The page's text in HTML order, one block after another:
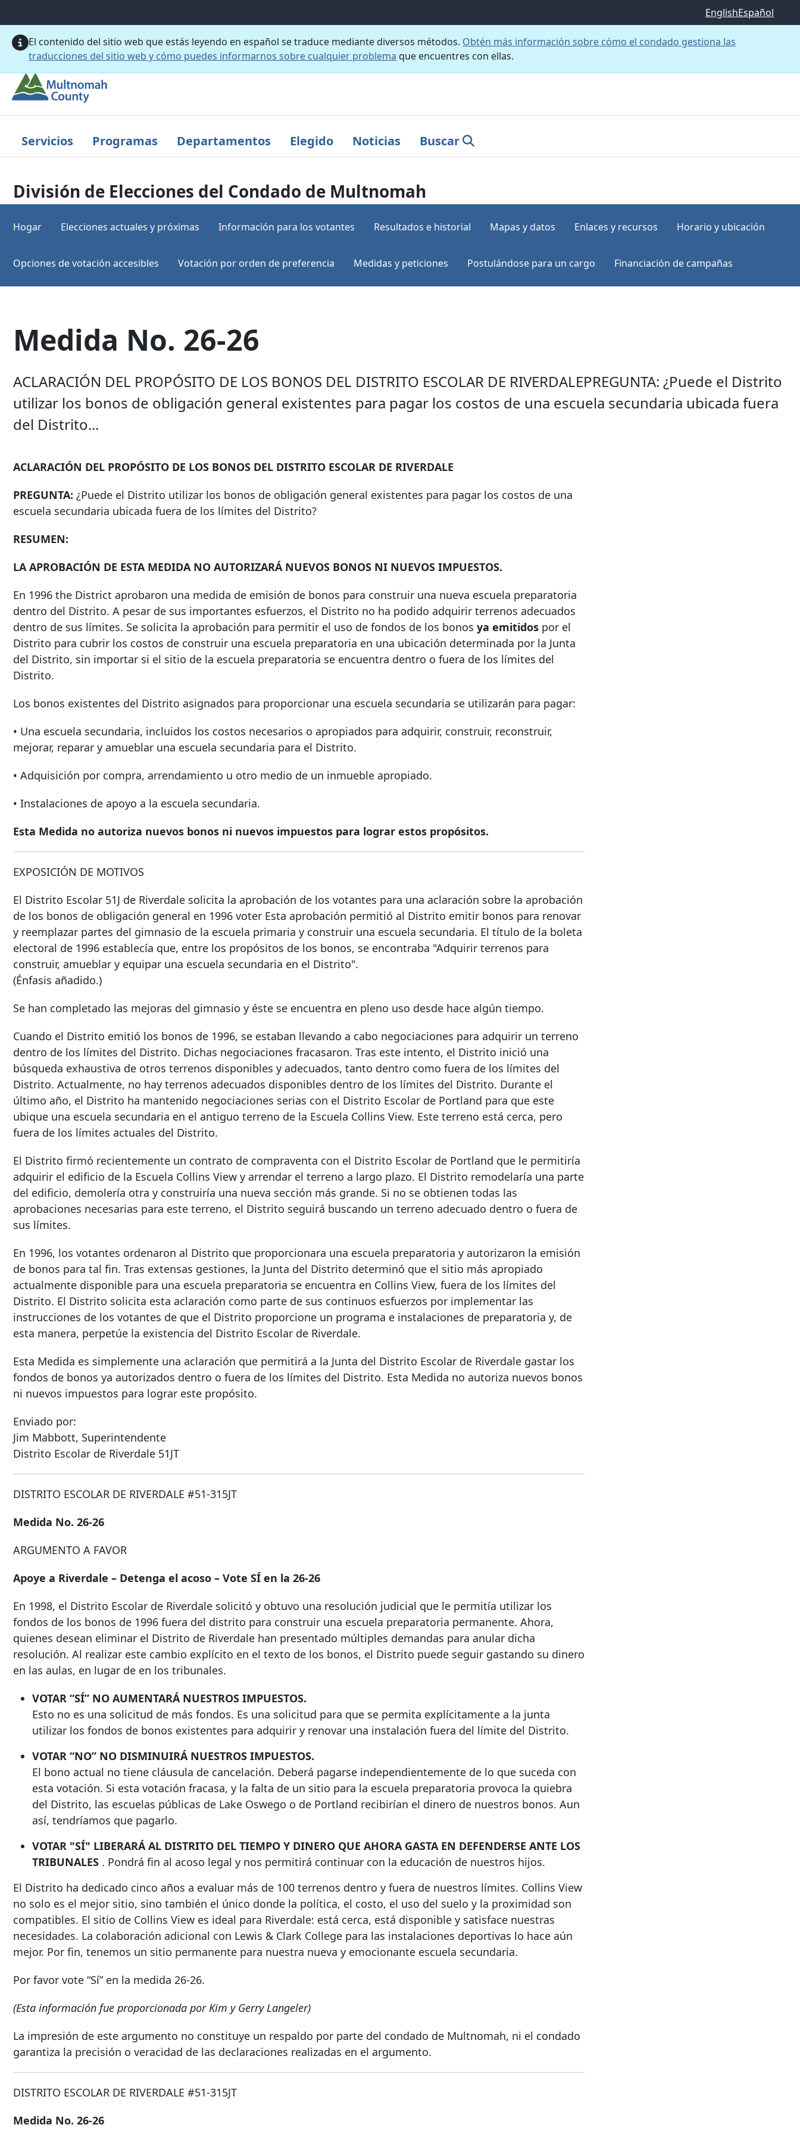
EnglishEspañol
El contenido del sitio web que estás leyendo en español se traduce mediante diversos métodos. Obtén más información sobre cómo el condado gestiona las
traducciones del sitio web y cómo puedes informarnos sobre cualquier problema que encuentres con ellas.
Servicios Programas Departamentos Elegido Noticias Buscar
División de Elecciones del Condado de Multnomah
Hogar Elecciones actuales y próximas Información para los votantes Resultados e historial Mapas y datos Enlaces y recursos Horario y ubicación
Opciones de votación accesibles Votación por orden de preferencia Medidas y peticiones Postulándose para un cargo Financiación de campañas
Medida No. 26-26
ACLARACIÓN DEL PROPÓSITO DE LOS BONOS DEL DISTRITO ESCOLAR DE RIVERDALEPREGUNTA: ¿Puede el Distrito
utilizar los bonos de obligación general existentes para pagar los costos de una escuela secundaria ubicada fuera
del Distrito...
ACLARACIÓN DEL PROPÓSITO DE LOS BONOS DEL DISTRITO ESCOLAR DE RIVERDALE
PREGUNTA: ¿Puede el Distrito utilizar los bonos de obligación general existentes para pagar los costos de una
escuela secundaria ubicada fuera de los límites del Distrito?
RESUMEN:
LA APROBACIÓN DE ESTA MEDIDA NO AUTORIZARÁ NUEVOS BONOS NI NUEVOS IMPUESTOS.
En 1996 the District aprobaron una medida de emisión de bonos para construir una nueva escuela preparatoria
dentro del Distrito. A pesar de sus importantes esfuerzos, el Distrito no ha podido adquirir terrenos adecuados
dentro de sus límites. Se solicita la aprobación para permitir el uso de fondos de los bonos ya emitidos por el
Distrito para cubrir los costos de construir una escuela preparatoria en una ubicación determinada por la Junta
del Distrito, sin importar si el sitio de la escuela preparatoria se encuentra dentro o fuera de los límites del
Distrito.
Los bonos existentes del Distrito asignados para proporcionar una escuela secundaria se utilizarán para pagar:
• Una escuela secundaria, incluidos los costos necesarios o apropiados para adquirir, construir, reconstruir,
mejorar, reparar y amueblar una escuela secundaria para el Distrito.
• Adquisición por compra, arrendamiento u otro medio de un inmueble apropiado.
• Instalaciones de apoyo a la escuela secundaria.
Esta Medida no autoriza nuevos bonos ni nuevos impuestos para lograr estos propósitos.
EXPOSICIÓN DE MOTIVOS
El Distrito Escolar 51J de Riverdale solicita la aprobación de los votantes para una aclaración sobre la aprobación
de los bonos de obligación general en 1996 voter Esta aprobación permitió al Distrito emitir bonos para renovar
y reemplazar partes del gimnasio de la escuela primaria y construir una escuela secundaria. El título de la boleta
electoral de 1996 establecía que, entre los propósitos de los bonos, se encontraba "Adquirir terrenos para
construir, amueblar y equipar una escuela secundaria en el Distrito".
(Énfasis añadido.)
Se han completado las mejoras del gimnasio y éste se encuentra en pleno uso desde hace algún tiempo.
Cuando el Distrito emitió los bonos de 1996, se estaban llevando a cabo negociaciones para adquirir un terreno
dentro de los límites del Distrito. Dichas negociaciones fracasaron. Tras este intento, el Distrito inició una
búsqueda exhaustiva de otros terrenos disponibles y adecuados, tanto dentro como fuera de los límites del
Distrito. Actualmente, no hay terrenos adecuados disponibles dentro de los límites del Distrito. Durante el
último año, el Distrito ha mantenido negociaciones serias con el Distrito Escolar de Portland para que este
ubique una escuela secundaria en el antiguo terreno de la Escuela Collins View. Este terreno está cerca, pero
fuera de los límites actuales del Distrito.
El Distrito firmó recientemente un contrato de compraventa con el Distrito Escolar de Portland que le permitiría
adquirir el edificio de la Escuela Collins View y arrendar el terreno a largo plazo. El Distrito remodelaría una parte
del edificio, demolería otra y construiría una nueva sección más grande. Si no se obtienen todas las
aprobaciones necesarias para este terreno, el Distrito seguirá buscando un terreno adecuado dentro o fuera de
sus límites.
En 1996, los votantes ordenaron al Distrito que proporcionara una escuela preparatoria y autorizaron la emisión
de bonos para tal fin. Tras extensas gestiones, la Junta del Distrito determinó que el sitio más apropiado
actualmente disponible para una escuela preparatoria se encuentra en Collins View, fuera de los límites del
Distrito. El Distrito solicita esta aclaración como parte de sus continuos esfuerzos por implementar las
instrucciones de los votantes de que el Distrito proporcione un programa e instalaciones de preparatoria y, de
esta manera, perpetúe la existencia del Distrito Escolar de Riverdale.
Esta Medida es simplemente una aclaración que permitirá a la Junta del Distrito Escolar de Riverdale gastar los
fondos de bonos ya autorizados dentro o fuera de los límites del Distrito. Esta Medida no autoriza nuevos bonos
ni nuevos impuestos para lograr este propósito.
Enviado por:
Jim Mabbott, Superintendente
Distrito Escolar de Riverdale 51JT
DISTRITO ESCOLAR DE RIVERDALE #51-315JT
Medida No. 26-26
ARGUMENTO A FAVOR
Apoye a Riverdale – Detenga el acoso – Vote SÍ en la 26-26
En 1998, el Distrito Escolar de Riverdale solicitó y obtuvo una resolución judicial que le permitía utilizar los
fondos de los bonos de 1996 fuera del distrito para construir una escuela preparatoria permanente. Ahora,
quienes desean eliminar el Distrito de Riverdale han presentado múltiples demandas para anular dicha
resolución. Al realizar este cambio explícito en el texto de los bonos, el Distrito puede seguir gastando su dinero
en las aulas, en lugar de en los tribunales.
VOTAR “SÍ” NO AUMENTARÁ NUESTROS IMPUESTOS.
Esto no es una solicitud de más fondos. Es una solicitud para que se permita explícitamente a la junta
utilizar los fondos de bonos existentes para adquirir y renovar una instalación fuera del límite del Distrito.
VOTAR “NO” NO DISMINUIRÁ NUESTROS IMPUESTOS.
El bono actual no tiene cláusula de cancelación. Deberá pagarse independientemente de lo que suceda con
esta votación. Si esta votación fracasa, y la falta de un sitio para la escuela preparatoria provoca la quiebra
del Distrito, las escuelas públicas de Lake Oswego o de Portland recibirían el dinero de nuestros bonos. Aun
así, tendríamos que pagarlo.
VOTAR "SÍ" LIBERARÁ AL DISTRITO DEL TIEMPO Y DINERO QUE AHORA GASTA EN DEFENDERSE ANTE LOS
TRIBUNALES . Pondrá fin al acoso legal y nos permitirá continuar con la educación de nuestros hijos.
El Distrito ha dedicado cinco años a evaluar más de 100 terrenos dentro y fuera de nuestros límites. Collins View
no solo es el mejor sitio, sino también el único donde la política, el costo, el uso del suelo y la proximidad son
compatibles. El sitio de Collins View es ideal para Riverdale: está cerca, está disponible y satisface nuestras
necesidades. La colaboración adicional con Lewis & Clark College para las instalaciones deportivas lo hace aún
mejor. Por fin, tenemos un sitio permanente para nuestra nueva y emocionante escuela secundaria.
Por favor vote “Sí” en la medida 26-26.
(Esta información fue proporcionada por Kim y Gerry Langeler)
La impresión de este argumento no constituye un respaldo por parte del condado de Multnomah, ni el condado
garantiza la precisión o veracidad de las declaraciones realizadas en el argumento.
DISTRITO ESCOLAR DE RIVERDALE #51-315JT
Medida No. 26-26